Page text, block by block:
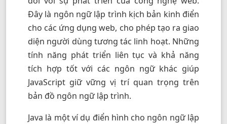
Đây là ngôn ngữ lập trình kịch bản kinh điển
cho các ứng dụng web, cho phép tạo ra giao
diện người dùng tương tác linh hoạt. Những
tính năng phát triển liên tục và khả năng
tích hợp tốt với các ngôn ngữ khác giúp
JavaScript giữ vững vị trí quan trọng trên
bản đồ ngôn ngữ lập trình.
Java là một ví dụ điển hình cho ngôn ngữ lập